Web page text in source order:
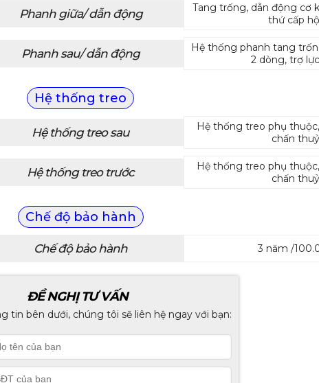
Phanh giữa/ dẫn động
Tang trống, dẫn động cơ
thứ cấp
Phanh sau/ dẫn động
Hệ thống phanh tang
2 dòng, trợ
Hệ thống treo
Hệ thống treo sau
Hệ thống treo phụ
chấn
Hệ thống treo trước
Hệ thống treo phụ
chấn
Chế độ bảo hành
Chế độ bảo hành 3 năm /
ĐỀ NGHỊ TƯ VẤN
tin bên dưới, chúng tôi sẽ liên hệ ngay với bạn: